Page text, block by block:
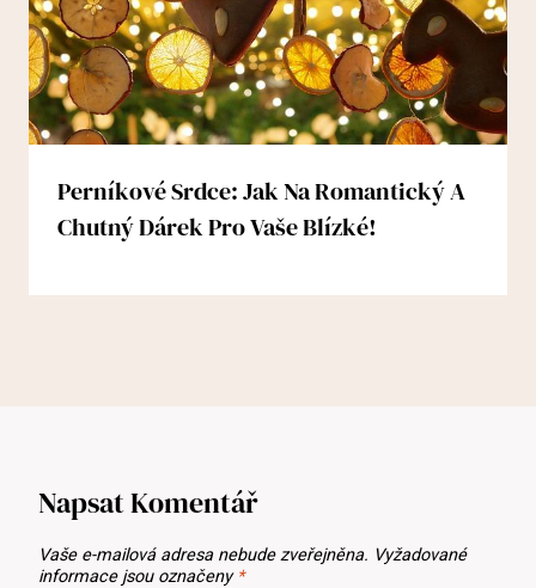
Perníkové Srdce: Jak Na Romantický A
Chutný Dárek Pro Vaše Blízké!
Napsat Komentář
Vaše e-mailová adresa nebude zveřejněna. Vyžadované
informace jsou označeny *